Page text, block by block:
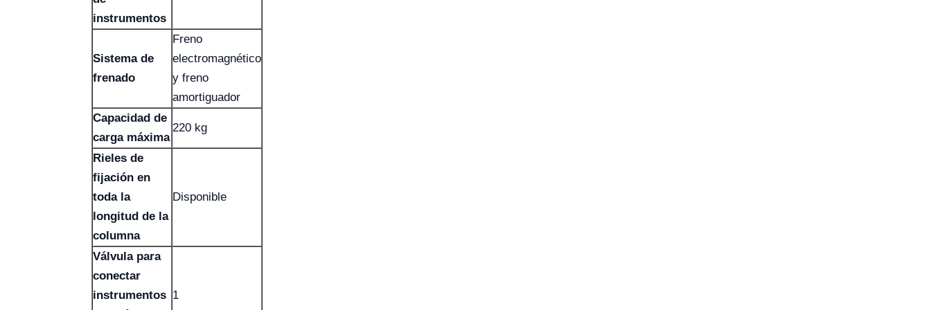
instrumentos
Sistema de
frenado
Freno
electromagnético
y freno
amortiguador
Capacidad de
carga máxima
220 kg
Rieles de
fijación en
toda la
longitud de la
columna
Disponible
Válvula para
conectar
instrumentos 1